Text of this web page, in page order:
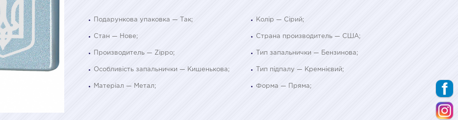
Подарункова упаковка — Так; Колір — Сірий;
Стан — Нове; Страна производитель — США;
Производитель — Zippo; Тип запальнички — Бензинова;
Особливість запальнички — Кишенькова; Тип підпалу — Кремнієвий;
Матеріал — Метал; Форма — Пряма;